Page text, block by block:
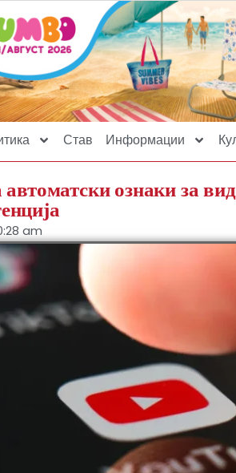
Став Информации
автоматски ознаки за
am